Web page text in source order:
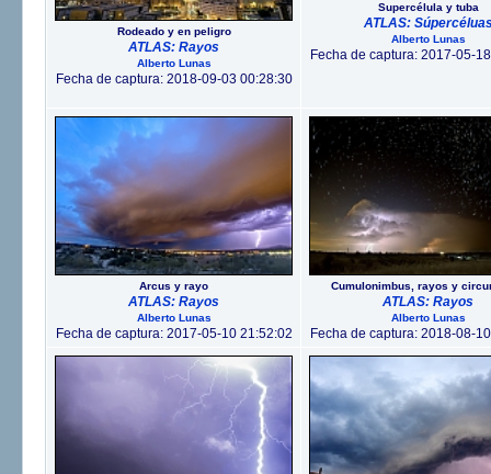
Rodeado y en peligro
ATLAS: Rayos
Alberto Lunas
Fecha de captura: 2018-09-03 00:28:30
Supercélula y tuba
ATLAS:
Alberto Lunas
Fecha de captura: 2017-05-
Arcus y rayo
ATLAS: Rayos
Alberto Lunas
Fecha de captura: 2017-05-10 21:52:02
Cumulonimbus, rayos y
ATLAS: Rayos
Alberto Lunas
Fecha de captura: 2018-08-